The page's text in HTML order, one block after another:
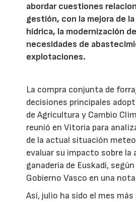
abordar cuestiones
gestión, con la mejora de
hídrica, la modernización
necesidades de
explotaciones.
La compra conjunta de
decisiones principales
de Agricultura y Cambio
reunió en Vitoria para
de la actual situación
evaluar su impacto sobre la
ganadería de Euskadi,
Gobierno Vasco en una
Así, julio ha sido el mes